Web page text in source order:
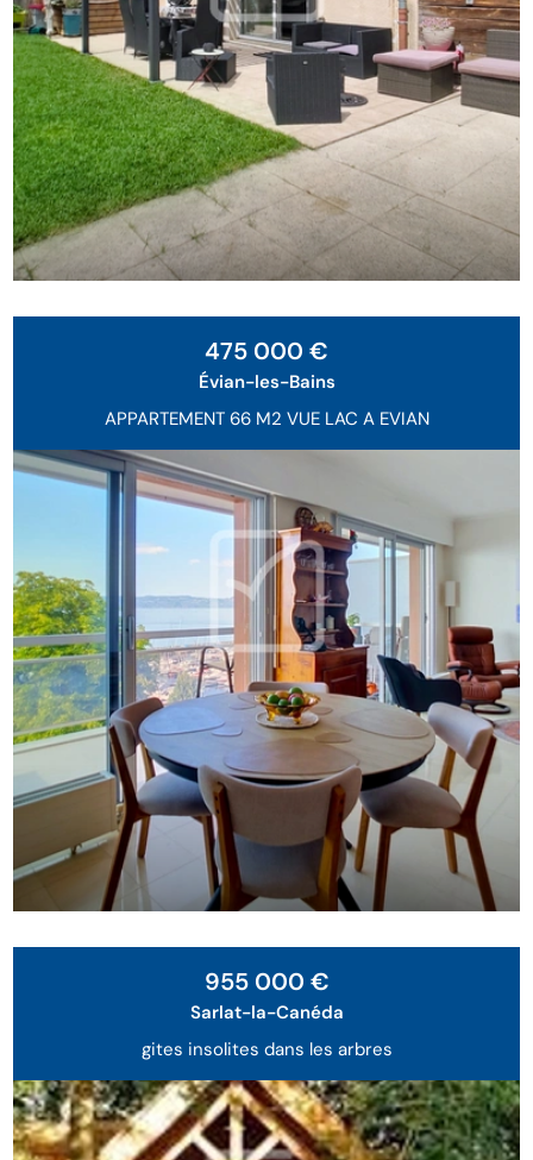
APPARTEMENT 66 M2 VUE LAC A EVIAN
475 000 €
Évian-les-Bains
gites insolites dans les arbres
955 000 €
Sarlat-la-Canéda